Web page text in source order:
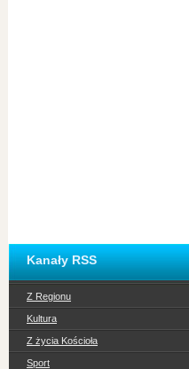
Kanały RSS
Z Regionu
Kultura
Z życia Kościoła
Sport